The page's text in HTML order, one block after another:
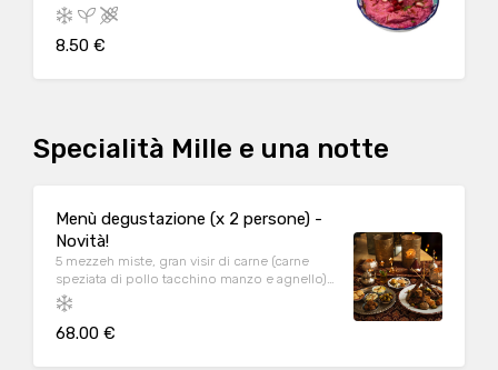
8.50 €
Specialità Mille e una notte
Menù degustazione (x 2 persone) -
Novità!
5 mezzeh miste, gran visir di carne (carne
speziata di pollo tacchino manzo e agnello),
selezione di dolci arabi. A/C/E/H
68.00 €